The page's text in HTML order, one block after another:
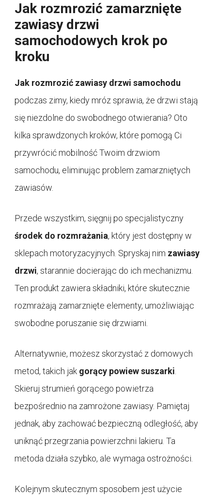
Jak rozmrozić zamarznięte
zawiasy drzwi
samochodowych krok po
kroku
Jak rozmrozić zawiasy drzwi samochodu
podczas zimy, kiedy mróz sprawia, że drzwi stają
się niezdolne do swobodnego otwierania? Oto
kilka sprawdzonych kroków, które pomogą Ci
przywrócić mobilność Twoim drzwiom
samochodu, eliminując problem zamarzniętych
zawiasów.
Przede wszystkim, sięgnij po specjalistyczny
środek do rozmrażania, który jest dostępny w
sklepach motoryzacyjnych. Spryskaj nim zawiasy
drzwi, starannie docierając do ich mechanizmu.
Ten produkt zawiera składniki, które skutecznie
rozmrażają zamarznięte elementy, umożliwiając
swobodne poruszanie się drzwiami.
Alternatywnie, możesz skorzystać z domowych
metod, takich jak gorący powiew suszarki.
Skieruj strumień gorącego powietrza
bezpośrednio na zamrożone zawiasy. Pamiętaj
jednak, aby zachować bezpieczną odległość, aby
uniknąć przegrzania powierzchni lakieru. Ta
metoda działa szybko, ale wymaga ostrożności.
Kolejnym skutecznym sposobem jest użycie